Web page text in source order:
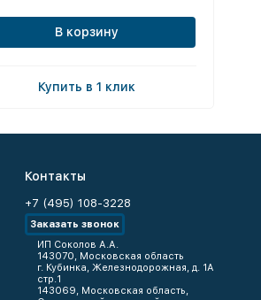
В корзину
Купить в 1 клик
Контакты
+7 (495) 108-3228
Заказать звонок
ИП Соколов А.А.
143070, Московская область
г. Кубинка, Железнодорожная, д. 1А
стр.1
143069, Московская область,